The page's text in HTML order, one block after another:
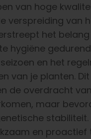
van hoge
verspreiding van
het
hygiëne
en het
van je planten.
de overdracht
maar
stabiliteit.
en proactief